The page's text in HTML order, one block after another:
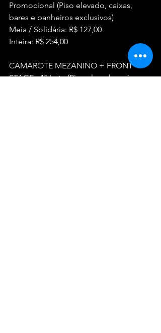
Promocional (Piso elevado, caixas,
bares e banheiros exclusivos)
Meia / Solidária: R$ 127,00
Inteira: R$ 254,00
CAMAROTE MEZANINO + FRONT
STAGE - 1º Lote (Piso elevado, caixas,